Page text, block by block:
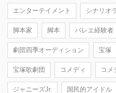
エンターテイメント シナリオ
脚本家 脚本 バレエ経験者
劇団四季オーディション 宝塚
宝塚歌劇団 コメディ コメ
ジャニーズJr. 国民的アイドル